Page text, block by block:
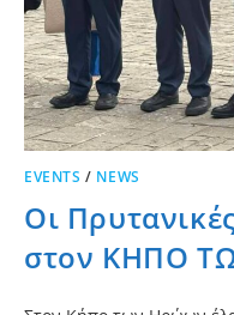
EVENTS / NEWS
Οι
στον ΚΗΠΟ